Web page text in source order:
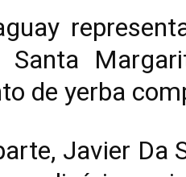
de yerba
Javier Da